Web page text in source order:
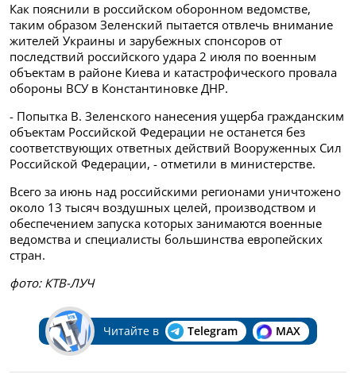
Как пояснили в российском оборонном ведомстве,
таким образом Зеленский пытается отвлечь внимание
жителей Украины и зарубежных спонсоров от
последствий российского удара 2 июля по военным
объектам в районе Киева и катастрофического провала
обороны ВСУ в Константиновке ДНР.
- Попытка В. Зеленского нанесения ущерба гражданским
объектам Российской Федерации не останется без
соответствующих ответных действий Вооруженных Сил
Российской Федерации, - отметили в министерстве.
Всего за июнь над российскими регионами уничтожено
около 13 тысяч воздушных целей, производством и
обеспечением запуска которых занимаются военные
ведомства и специалисты большинства европейских
стран.
фото: КТВ-ЛУЧ
Читайте в Telegram MAX